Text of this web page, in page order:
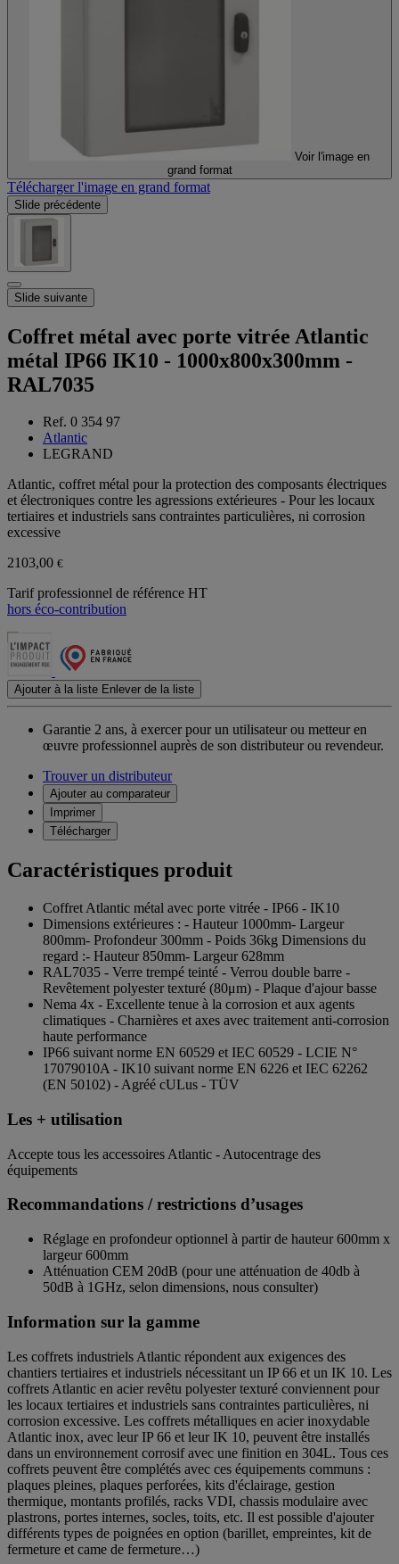
Voir l'image en
grand format
Télécharger l'image en grand format
Slide précédente
Slide suivante
Coffret métal avec porte vitrée Atlantic
métal IP66 IK10 - 1000x800x300mm -
RAL7035
Ref. 0 354 97
Atlantic
LEGRAND
Atlantic, coffret métal pour la protection des composants électriques
et électroniques contre les agressions extérieures - Pour les locaux
tertiaires et industriels sans contraintes particulières, ni corrosion
excessive
2103,00 €
Tarif professionnel de référence HT
hors éco-contribution
Ajouter à la liste Enlever de la liste
Garantie 2 ans, à exercer pour un utilisateur ou metteur en
œuvre professionnel auprès de son distributeur ou revendeur.
Trouver un distributeur
Ajouter au comparateur
Imprimer
Télécharger
Caractéristiques produit
Coffret Atlantic métal avec porte vitrée - IP66 - IK10
Dimensions extérieures : - Hauteur 1000mm- Largeur
800mm- Profondeur 300mm - Poids 36kg Dimensions du
regard :- Hauteur 850mm- Largeur 628mm
RAL7035 - Verre trempé teinté - Verrou double barre -
Revêtement polyester texturé (80μm) - Plaque d'ajour basse
Nema 4x - Excellente tenue à la corrosion et aux agents
climatiques - Charnières et axes avec traitement anti-corrosion
haute performance
IP66 suivant norme EN 60529 et IEC 60529 - LCIE N°
17079010A - IK10 suivant norme EN 6226 et IEC 62262
(EN 50102) - Agréé cULus - TÜV
Les + utilisation
Accepte tous les accessoires Atlantic - Autocentrage des
équipements
Recommandations / restrictions d’usages
Réglage en profondeur optionnel à partir de hauteur 600mm x
largeur 600mm
Atténuation CEM 20dB (pour une atténuation de 40db à
50dB à 1GHz, selon dimensions, nous consulter)
Information sur la gamme
Les coffrets industriels Atlantic répondent aux exigences des
chantiers tertiaires et industriels nécessitant un IP 66 et un IK 10. Les
coffrets Atlantic en acier revêtu polyester texturé conviennent pour
les locaux tertiaires et industriels sans contraintes particulières, ni
corrosion excessive. Les coffrets métalliques en acier inoxydable
Atlantic inox, avec leur IP 66 et leur IK 10, peuvent être installés
dans un environnement corrosif avec une finition en 304L. Tous ces
coffrets peuvent être complétés avec ces équipements communs :
plaques pleines, plaques perforées, kits d'éclairage, gestion
thermique, montants profilés, racks VDI, chassis modulaire avec
plastrons, portes internes, socles, toits, etc. Il est possible d'ajouter
différents types de poignées en option (barillet, empreintes, kit de
fermeture et came de fermeture…)